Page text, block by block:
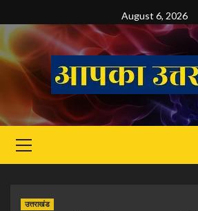
to
content
August 6, 2026
Menu
उत्तराखंड